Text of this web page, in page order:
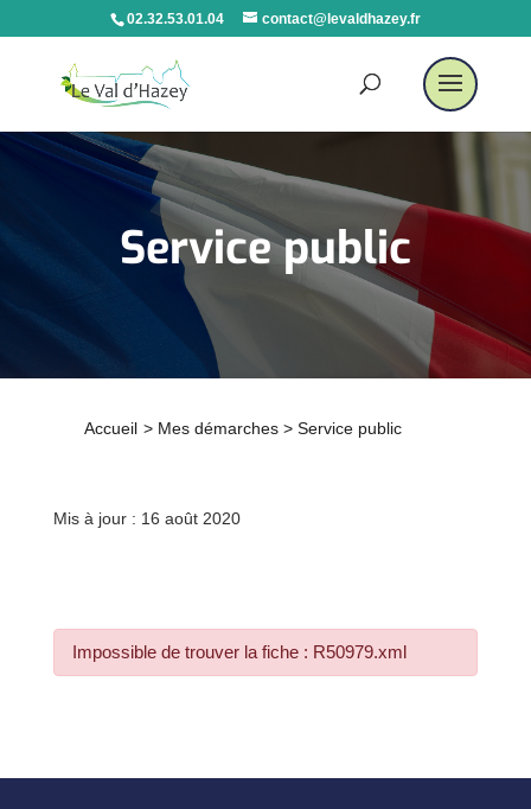
02.32.53.01.04 contact@levaldhazey.fr
Service public
Accueil > Mes démarches > Service public
Mis à jour : 16 août 2020
Impossible de trouver la fiche : R50979.xml